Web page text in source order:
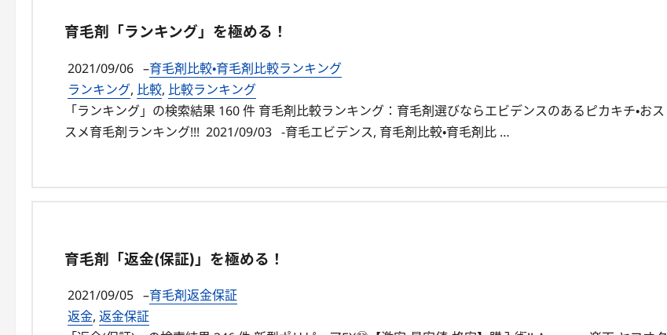
育毛剤「ランキング」を極める！
2021/09/06 –育毛剤比較・育毛剤比較ランキング
ランキング, 比較, 比較ランキング
「ランキング」の検索結果 160 件 育毛剤比較ランキング：育毛剤選びならエビデンスのあるピカキチ・おス
スメ育毛剤ランキング!!! 2021/09/03 -育毛エビデンス, 育毛剤比較・育毛剤比 …
育毛剤「返金(保証)」を極める！
2021/09/05 –育毛剤返金保証
返金, 返金保証